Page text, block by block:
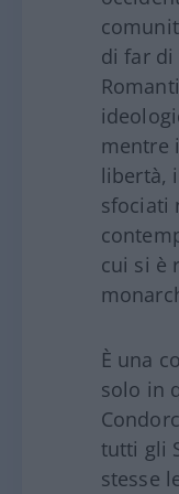
di far di
mentre
libertà,
sfociati
cui si è
È una
solo in
tutti gli
stesse